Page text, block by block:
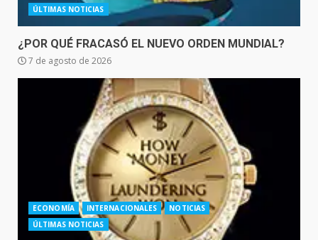
ÚLTIMAS NOTICIAS
¿POR QUÉ FRACASÓ EL NUEVO ORDEN MUNDIAL?
7 de agosto de 2026
ECONOMÍA INTERNACIONALES
NOTICIAS
ÚLTIMAS NOTICIAS